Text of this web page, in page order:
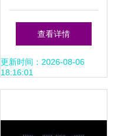
美设计与舞台造型
策划的艺术
查看详情
更新时间：2026-08-06
18:16:01